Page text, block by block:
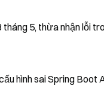
5, thừa nhận lỗi
hình sai Spring